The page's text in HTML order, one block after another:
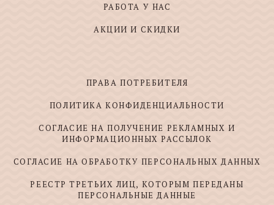
РАБОТА У НАС
АКЦИИ И СКИДКИ
ПРАВА ПОТРЕБИТЕЛЯ
ПОЛИТИКА КОНФИДЕНЦИАЛЬНОСТИ
СОГЛАСИЕ НА ПОЛУЧЕНИЕ РЕКЛАМНЫХ И
ИНФОРМАЦИОННЫХ РАССЫЛОК
СОГЛАСИЕ НА ОБРАБОТКУ ПЕРСОНАЛЬНЫХ ДАННЫХ
РЕЕСТР ТРЕТЬИХ ЛИЦ, КОТОРЫМ ПЕРЕДАНЫ
ПЕРСОНАЛЬНЫЕ ДАННЫЕ